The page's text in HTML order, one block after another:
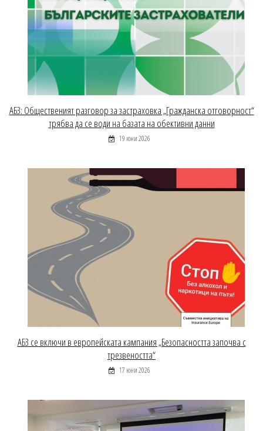
АБЗ: Общественият разговор за застраховка „Гражданска отговорност“
трябва да се води на базата на обективни данни
19 юни 2026
АБЗ се включи в европейската кампания „Безопасността започва с
трезвеността“
17 юни 2026